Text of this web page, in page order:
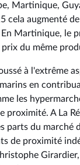
Martinique,
cela augmenté
Martinique, le
du même
à l'extrême
en
les
proximité. A La
parts du marché
de proximité